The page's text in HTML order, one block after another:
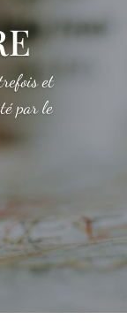
et
par le